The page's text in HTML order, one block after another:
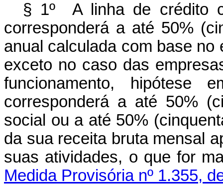
§ 1º A linha de crédito
corresponderá a até 50%
anual calculada com base
exceto no caso das
funcionamento, hipótese
corresponderá a até 50%
social ou a até 50%
da sua receita bruta mensal
suas atividades, o que for
Medida Provisória nº 1.355,